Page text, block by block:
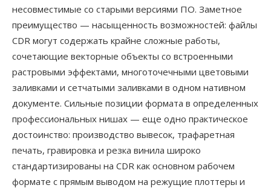
несовместимые со старыми версиями ПО. Заметное
преимущество — насыщенность возможностей: файлы
CDR могут содержать крайне сложные работы,
сочетающие векторные объекты со встроенными
растровыми эффектами, многоточечными цветовыми
заливками и сетчатыми заливками в одном нативном
документе. Сильные позиции формата в определенных
профессиональных нишах — еще одно практическое
достоинство: производство вывесок, трафаретная
печать, гравировка и резка винила широко
стандартизированы на CDR как основном рабочем
формате с прямым выводом на режущие плоттеры и